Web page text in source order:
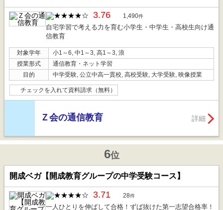
3.76 1,490件
自宅学習で考える力を育む小学生・中学生・高校生向け通
信教育
対象学年
小1～6, 中1～3, 高1～3, 浪
授業形式
通信教育・ネット学習
目的
中学受験, 公立中高一貫校, 高校受験, 大学受験, 映像授業
チェックを入れて資料請求（無料）
Ｚ会の通信教育 詳細
6位
開成ベガ【開成教育グループの中学受験コース】
3.71 28件
一人ひとりを伸ばして合格！ずば抜けた第一志望合格率！